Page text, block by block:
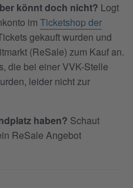
könnt doch nicht? Logt
im Ticketshop der
gekauft wurden und
(ReSale) zum Kauf an.
die bei einer VVK-Stelle
leider nicht zur
haben? Schaut
ReSale Angebot